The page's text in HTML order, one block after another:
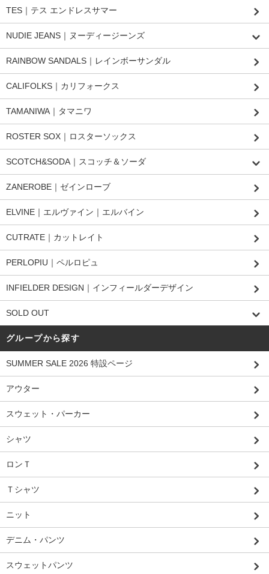
TES｜テス エンドレスサマー
NUDIE JEANS｜ヌーディージーンズ
RAINBOW SANDALS｜レインボーサンダル
CALIFOLKS｜カリフォークス
TAMANIWA｜タマニワ
ROSTER SOX｜ロスターソックス
SCOTCH&SODA｜スコッチ＆ソーダ
ZANEROBE｜ゼインローブ
ELVINE｜エルヴァイン｜エルバイン
CUTRATE｜カットレイト
PERLOPIU｜ペルロピュ
INFIELDER DESIGN｜インフィールダーデザイン
SOLD OUT
グループから探す
SUMMER SALE 2026 特設ページ
アウター
スウェット・パーカー
シャツ
ロンＴ
Ｔシャツ
ニット
デニム・パンツ
スウェットパンツ